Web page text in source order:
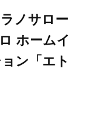
ノサロー
ホームイ
ン「エト